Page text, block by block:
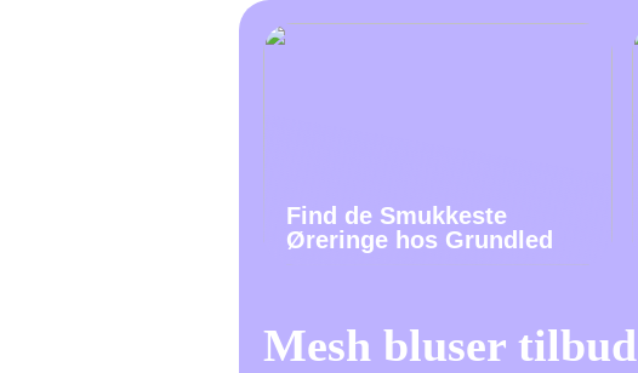
Find de Smukkeste
Øreringe hos Grundled
Mesh bluser tilbud